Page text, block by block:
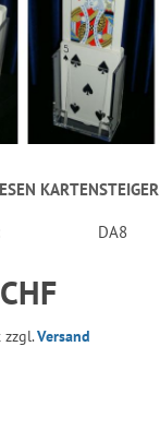
KARTENSTEIGER
DA8
zzgl.Versand